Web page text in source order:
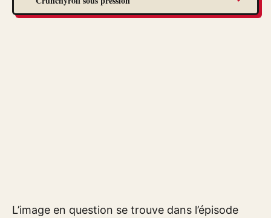
L’image en question se trouve dans l’épisode